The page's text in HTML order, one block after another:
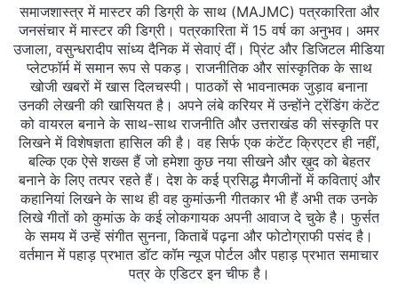
समाजशास्त्र में मास्टर की डिग्री के साथ (MAJMC) पत्रकारिता और
जनसंचार में मास्टर की डिग्री। पत्रकारिता में 15 वर्ष का अनुभव। अमर
उजाला, वसुन्धरादीप सांध्य दैनिक में सेवाएं दीं। प्रिंट और डिजिटल मीडिया
प्लेटफॉर्म में समान रूप से पकड़। राजनीतिक और सांस्कृतिक के साथ
खोजी खबरों में खास दिलचस्‍पी। पाठकों से भावनात्मक जुड़ाव बनाना
उनकी लेखनी की खासियत है। अपने लंबे करियर में उन्होंने ट्रेंडिंग कंटेंट
को वायरल बनाने के साथ-साथ राजनीति और उत्तराखंड की संस्कृति पर
लिखने में विशेषज्ञता हासिल की है। वह सिर्फ एक कंटेंट क्रिएटर ही नहीं,
बल्कि एक ऐसे शख्स हैं जो हमेशा कुछ नया सीखने और ख़ुद को बेहतर
बनाने के लिए तत्पर रहते हैं। देश के कई प्रसिद्ध मैगजीनों में कविताएं और
कहानियां लिखने के साथ ही वह कुमांऊनी गीतकार भी हैं अभी तक उनके
लिखे गीतों को कुमांऊ के कई लोकगायक अपनी आवाज दे चुके है। फुर्सत
के समय में उन्हें संगीत सुनना, किताबें पढ़ना और फोटोग्राफी पसंद है।
वर्तमान में पहाड़ प्रभात डॉट कॉम न्यूज पोर्टल और पहाड़ प्रभात समाचार
पत्र के एडिटर इन चीफ है।